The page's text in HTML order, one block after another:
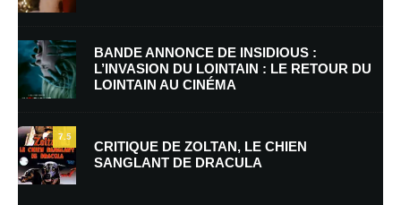
E-mail *
Enregistrer mon nom, mon e-mail et mon site dans le navigateur pour
mon prochain commentaire.
Prévenez-moi de tous les nouveaux commentaires par e-mail.
Prévenez-moi de tous les nouveaux articles par e-mail.
BANDE ANNONCE DE INSIDIOUS :
L’INVASION DU LOINTAIN : LE RETOUR DU
LOINTAIN AU CINÉMA
7.5
CRITIQUE DE ZOLTAN, LE CHIEN
SANGLANT DE DRACULA